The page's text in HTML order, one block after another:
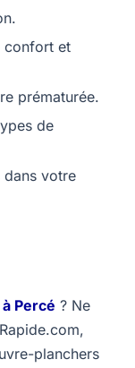
confort et
prématurée.
de
dans votre
Percé ? Ne
planchers